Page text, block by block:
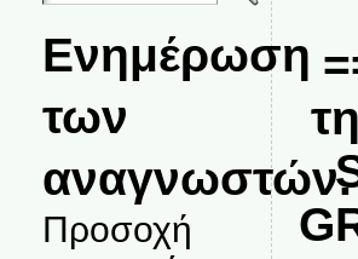
Ενημέρωση
των
αναγνωστών.
Προσοχή